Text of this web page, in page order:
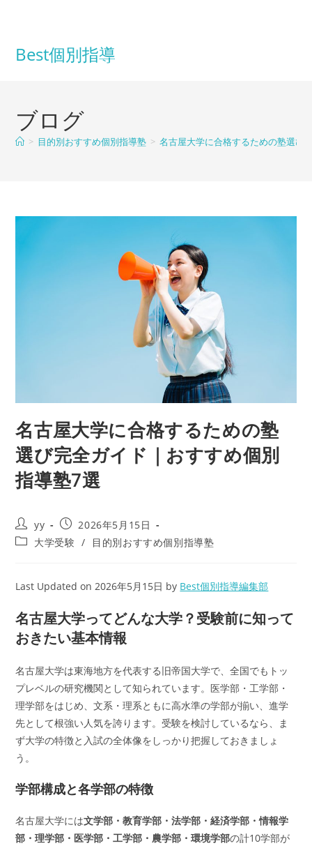
Best個別指導
ブログ
> 目的別おすすめ個別指導塾 > 名古屋大学に合格するための塾選び
名古屋大学に合格するための塾
選び完全ガイド｜おすすめ個別
指導塾7選
投
稿
yy
投
稿
公
2026年5月15日
投
テ
ゴ
ー:
大学受験 / 目的別おすすめ個別指導塾
Last Updated on 2026年5月15日 by Best個別指導編集部
名古屋大学ってどんな大学？受験前に知って
おきたい基本情報
名古屋大学は東海地方を代表する旧帝国大学で、全国でもトッ
プレベルの研究機関として知られています。医学部・工学部・
理学部をはじめ、文系・理系ともに高水準の学部が揃い、進学
先として根強い人気を誇ります。受験を検討しているなら、ま
ず大学の特徴と入試の全体像をしっかり把握しておきましょ
う。
学部構成と各学部の特徴
名古屋大学には文学部・教育学部・法学部・経済学部・情報学
部・理学部・医学部・工学部・農学部・環境学部の計10学部が